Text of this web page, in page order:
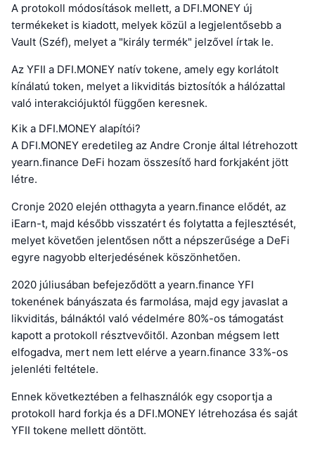
A protokoll módosítások mellett, a DFI.MONEY új
termékeket is kiadott, melyek közül a legjelentősebb a
Vault (Széf), melyet a "király termék" jelzővel írtak le.
Az YFII a DFI.MONEY natív tokene, amely egy korlátolt
kínálatú token, melyet a likviditás biztosítók a hálózattal
való interakciójuktól függően keresnek.
Kik a DFI.MONEY alapítói?
A DFI.MONEY eredetileg az Andre Cronje által létrehozott
yearn.finance DeFi hozam összesítő hard forkjaként jött
létre.
Cronje 2020 elején otthagyta a yearn.finance elődét, az
iEarn-t, majd később visszatért és folytatta a fejlesztését,
melyet követően jelentősen nőtt a népszerűsége a DeFi
egyre nagyobb elterjedésének köszönhetően.
2020 júliusában befejeződött a yearn.finance YFI
tokenének bányászata és farmolása, majd egy javaslat a
likviditás, bálnáktól való védelmére 80%-os támogatást
kapott a protokoll résztvevőitől. Azonban mégsem lett
elfogadva, mert nem lett elérve a yearn.finance 33%-os
jelenléti feltétele.
Ennek következtében a felhasználók egy csoportja a
protokoll hard forkja és a DFI.MONEY létrehozása és saját
YFII tokene mellett döntött.